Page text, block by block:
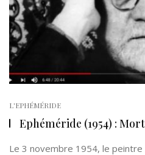
L'EPHÉMÉRIDE
Ephéméride (1954) :
Le 3 novembre 1954, le